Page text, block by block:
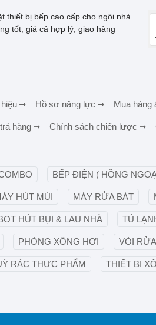
thiết bị bếp cao cấp cho ngôi nhà
tốt, giá cả hợp lý, giao hàng
Hồ sơ năng lực Mua hàng
hàng Chính sách chiến lược
BẾP ĐIỆN ( HỒNG
HÚT MÙI MÁY RỬA BÁT
HÚT BỤI & LAU NHÀ TỦ
PHÒNG XÔNG HƠI VÒI
RÁC THỰC PHẨM THIẾT BỊ